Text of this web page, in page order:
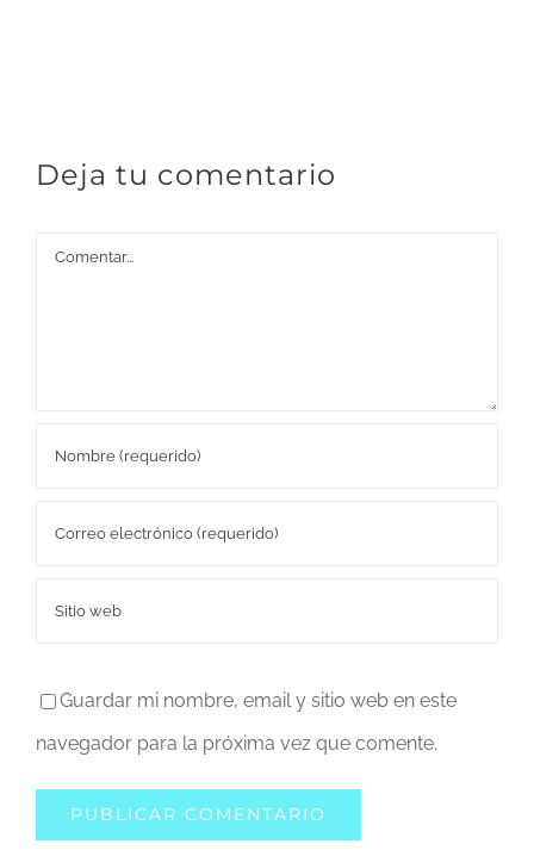
Deja tu comentario
Comentar
Guardar mi nombre, email y sitio web en este
navegador para la próxima vez que comente.